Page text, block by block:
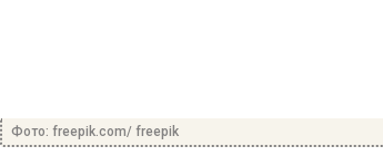
Фото: freepik.com/ freepik